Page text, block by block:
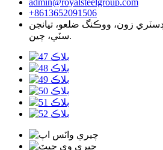
admin@royalsteelgroup.com
+8613652091506
زون، ووڪنگ ضلعو، تيانجن
سٽي، چين.